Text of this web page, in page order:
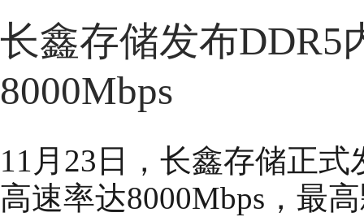
长鑫存储发布DDR5
8000Mbps
11月23日，长鑫存储正
高速率达8000Mbps，最